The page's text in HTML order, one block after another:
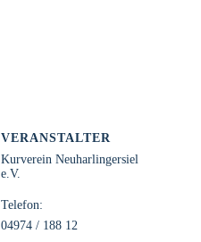
VERANSTALTER
Kurverein Neuharlingersiel
e.V.
Telefon:
04974 / 188 12